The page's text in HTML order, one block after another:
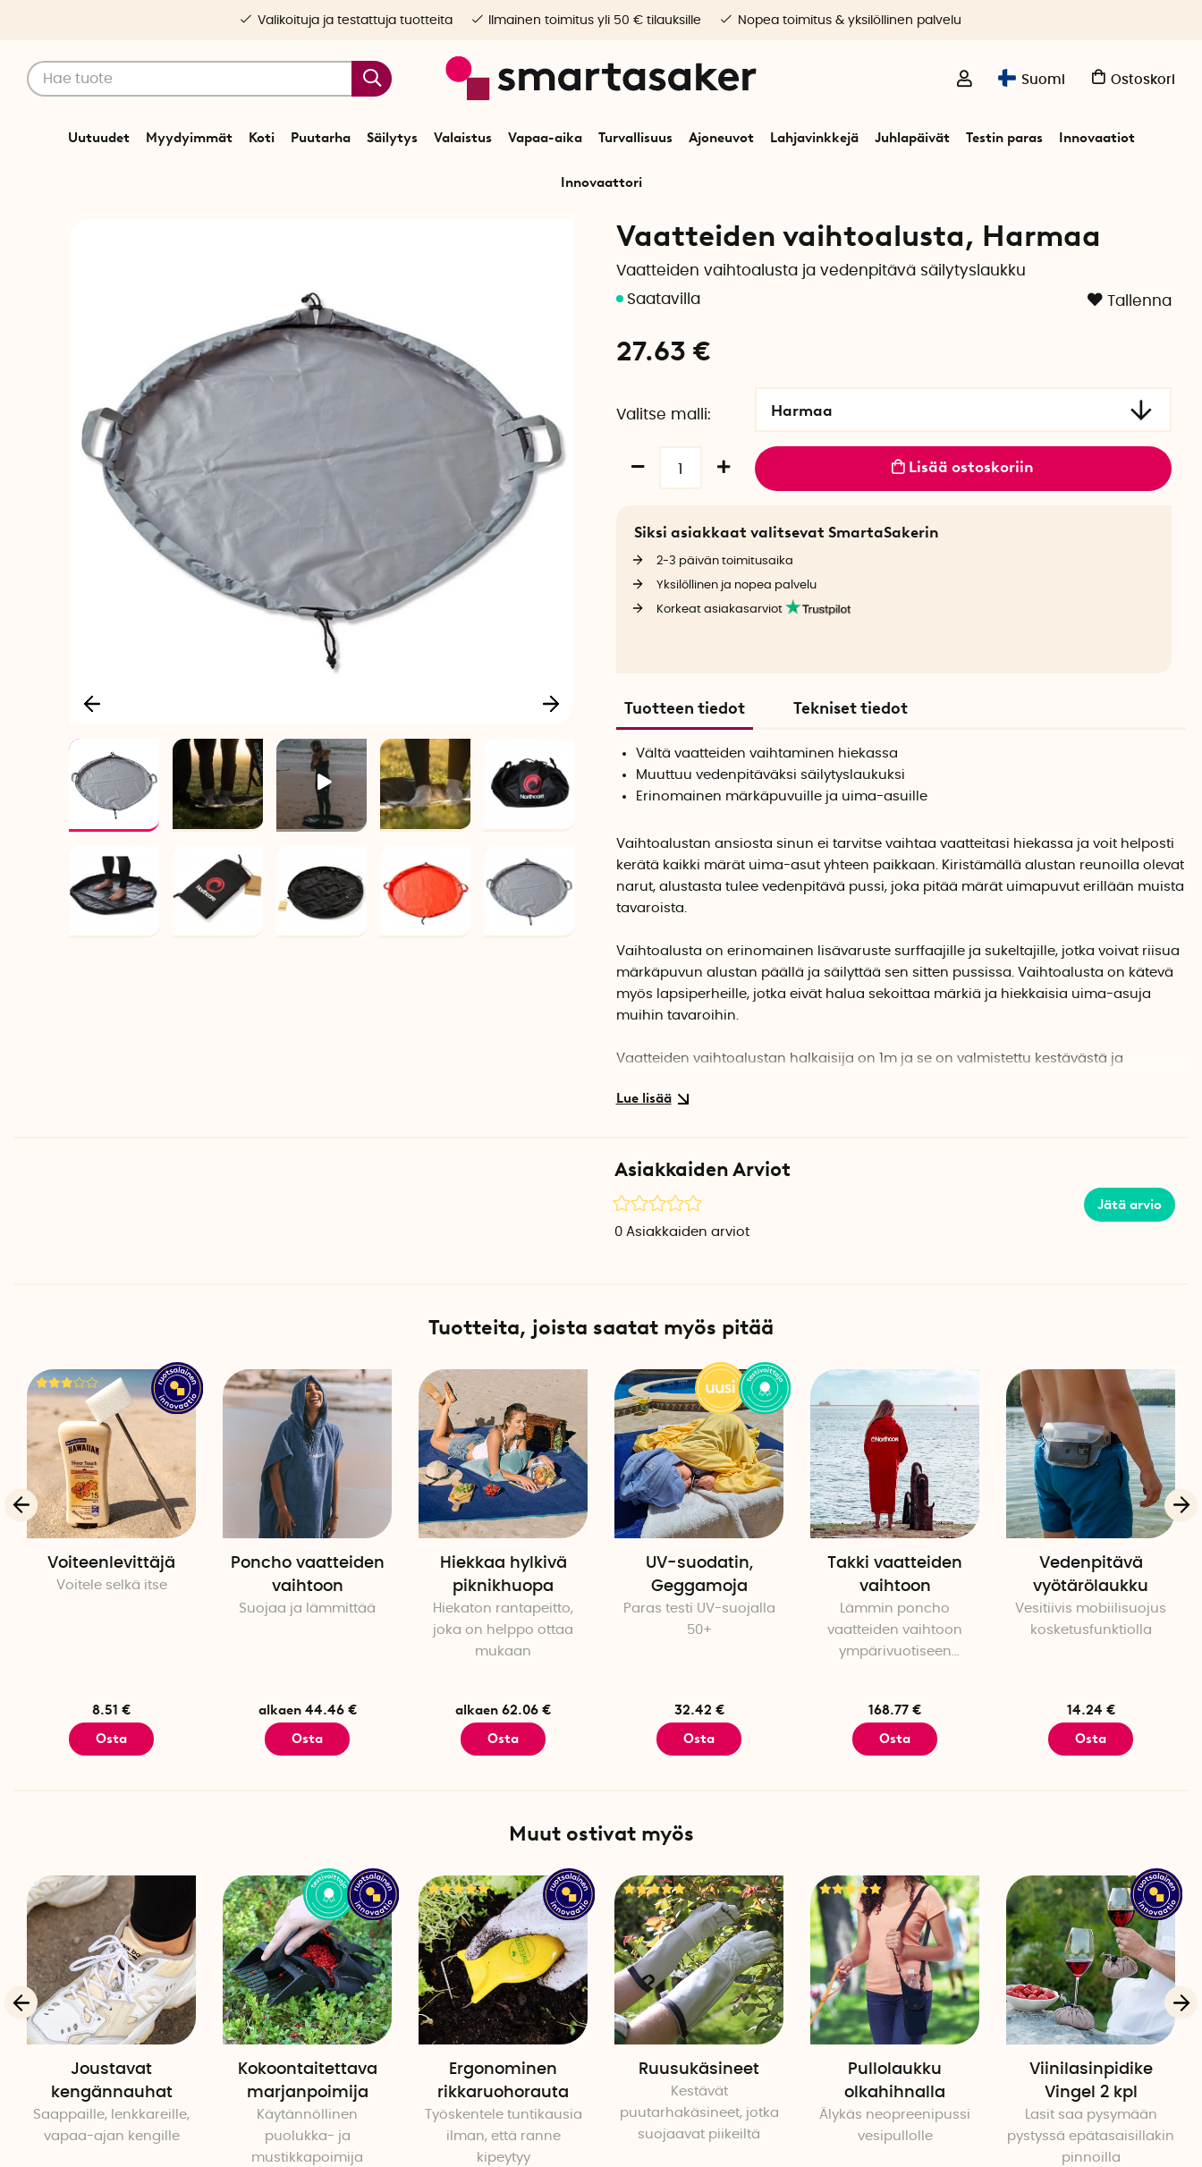
Suomi Ostoskori
Uutuudet Myydyimmät Koti Puutarha Säilytys Valaistus Vapaa-aika Turvallisuus Ajoneuvot Lahjavinkkejä Juhlapäivät Testin paras Innovaatiot
Innovaattori
Valikoituja ja testattuja tuotteita Ilmainen toimitus yli 50 € tilauksille Nopea toimitus & yksilöllinen palvelu
Ulkoilmaelämä
Vaatteiden vaihtoalusta, Harmaa
Vaatteiden vaihtoalusta ja vedenpitävä säilytyslaukku
Tallenna
27.63 €
Valitse malli Harmaa
Lisää ostoskoriin
Siksi asiakkaat valitsevat SmartaSakerin
2-3 päivän toimitusaika
Yksilöllinen ja nopea palvelu
Korkeat asiakasarviot
Tuotteen tiedot Tekniset tiedot
Vältä vaatteiden vaihtaminen hiekassa
Muuttuu vedenpitäväksi säilytyslaukuksi
Erinomainen märkäpuvuille ja uima-asuille
Vaihtoalustan ansiosta sinun ei tarvitse vaihtaa vaatteitasi hiekassa ja voit helposti
kerätä kaikki märät uima-asut yhteen paikkaan. Kiristämällä alustan reunoilla olevat
narut, alustasta tulee vedenpitävä pussi, joka pitää märät uimapuvut erillään muista
tavaroista.
Vaihtoalusta on erinomainen lisävaruste surffaajille ja sukeltajille, jotka voivat riisua
märkäpuvun alustan päällä ja säilyttää sen sitten pussissa. Vaihtoalusta on kätevä
myös lapsiperheille, jotka eivät halua sekoittaa märkiä ja hiekkaisia uima-asuja
muihin tavaroihin.
Vaatteiden vaihtoalustan halkaisija on 1m ja se on valmistettu kestävästä ja
toimitetaan säilytyslaukku, jossa voit säilyttää vaihtoalustan.
Asiakkaiden Arviot
Jätä arvio
0 Asiakkaiden arviot
Tuotteita, joista saatat myös pitää
Voiteenlevittäjä
Voitele selkä itse
8.51 €
Osta
Poncho vaatteiden
vaihtoon
Suojaa ja lämmittää
alkaen 44.46 €
Osta
Hiekkaa hylkivä
piknikhuopa
Hiekaton rantapeitto,
joka on helppo ottaa
mukaan
alkaen 62.06 €
Osta
UV-suodatin,
Geggamoja
Paras testi UV-suojalla
50+
32.42 €
Osta
Takki vaatteiden
vaihtoon
Lämmin poncho
vaatteiden vaihtoon
ympärivuotiseen
168.77 €
Osta
Vedenpitävä
vyötärölaukku
Vesitiivis mobiilisuojus
kosketusfunktiolla
14.24 €
Osta
Muut ostivat myös
Joustavat
kengännauhat
Saappaille, lenkkareille,
vapaa-ajan kengille
Kokoontaitettava
marjanpoimija
Käytännöllinen
puolukka- ja
mustikkapoimija
Ergonominen
rikkaruohorauta
Työskentele tuntikausia
ilman, että ranne
kipeytyy
Ruusukäsineet
Kestävät
puutarhakäsineet, jotka
suojaavat piikeiltä
Pullolaukku
olkahihnalla
Älykäs neopreenipussi
vesipullolle
Viinilasinpidike
Vingel 2 kpl
Lasit saa pysymään
pystyssä epätasaisillakin
pinnoilla